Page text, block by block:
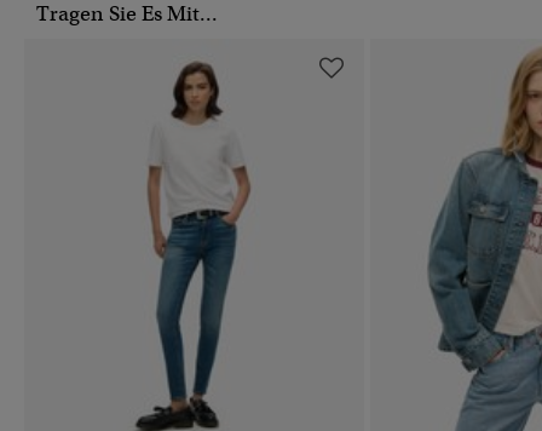
Tragen Sie Es Mit...